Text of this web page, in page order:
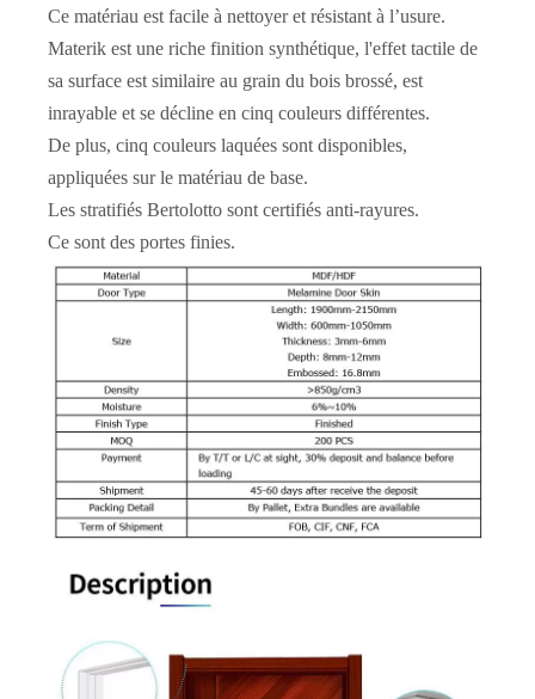
Ce matériau est facile à nettoyer et résistant à l’usure.
Materik est une riche finition synthétique, l'effet tactile de
sa surface est similaire au grain du bois brossé, est
inrayable et se décline en cinq couleurs différentes.
De plus, cinq couleurs laquées sont disponibles,
appliquées sur le matériau de base.
Les stratifiés Bertolotto sont certifiés anti-rayures.
Ce sont des portes finies.